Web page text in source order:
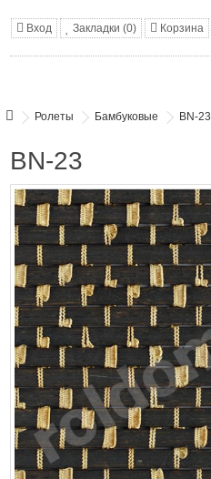
Вход Закладки (0) Корзина
Ролеты Бамбуковые BN-23
BN-23